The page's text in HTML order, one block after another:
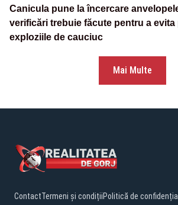
Canicula pune la încercare
verificări trebuie făcute pentru a evita
exploziile de cauciuc
Mai Multe
ContactTermeni și condițiiPolitică de